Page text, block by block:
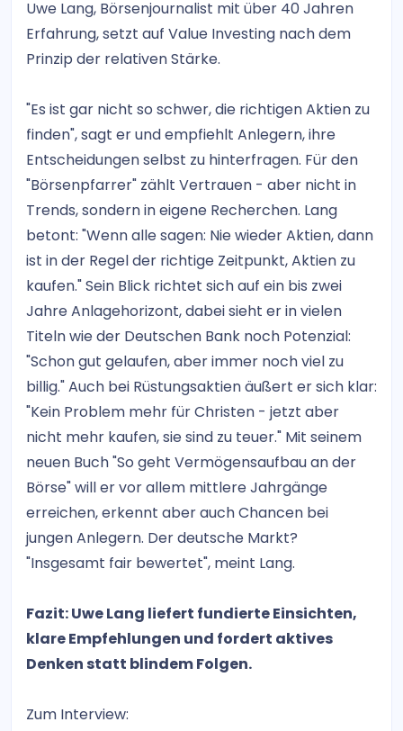
Uwe Lang, Börsenjournalist mit über 40 Jahren
Erfahrung, setzt auf Value Investing nach dem
Prinzip der relativen Stärke.
"Es ist gar nicht so schwer, die richtigen Aktien zu
finden", sagt er und empfiehlt Anlegern, ihre
Entscheidungen selbst zu hinterfragen. Für den
"Börsenpfarrer" zählt Vertrauen - aber nicht in
Trends, sondern in eigene Recherchen. Lang
betont: "Wenn alle sagen: Nie wieder Aktien, dann
ist in der Regel der richtige Zeitpunkt, Aktien zu
kaufen." Sein Blick richtet sich auf ein bis zwei
Jahre Anlagehorizont, dabei sieht er in vielen
Titeln wie der Deutschen Bank noch Potenzial:
"Schon gut gelaufen, aber immer noch viel zu
billig." Auch bei Rüstungsaktien äußert er sich klar:
"Kein Problem mehr für Christen - jetzt aber
nicht mehr kaufen, sie sind zu teuer." Mit seinem
neuen Buch "So geht Vermögensaufbau an der
Börse" will er vor allem mittlere Jahrgänge
erreichen, erkennt aber auch Chancen bei
jungen Anlegern. Der deutsche Markt?
"Insgesamt fair bewertet", meint Lang.
Fazit: Uwe Lang liefert fundierte Einsichten,
klare Empfehlungen und fordert aktives
Denken statt blindem Folgen.
Zum Interview: